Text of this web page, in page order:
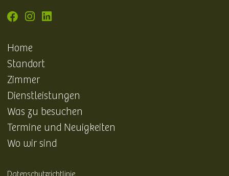
Home
Standort
Zimmer
Dienstleistungen
Was zu besuchen
Termine und Neuigkeiten
Wo wir sind